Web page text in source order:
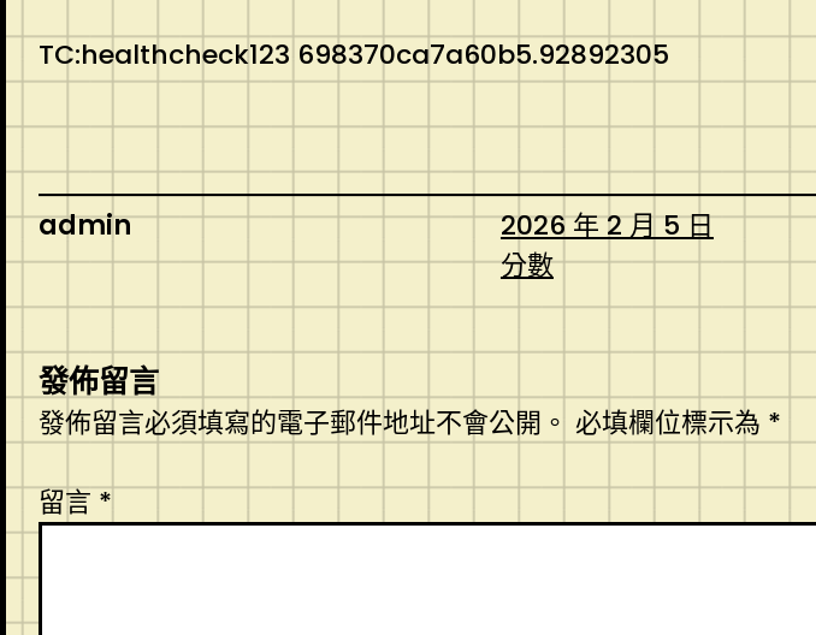
TC:healthcheck123 698370ca7a60b5.92892305
admin
2026 年 2 月 5 日
分數
發佈留言
發佈留言必須填寫的電子郵件地址不會公開。 必填欄位標示為 *
留言 *